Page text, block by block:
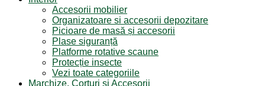
Accesorii mobilier
Organizatoare si accesorii depozitare
Picioare de masă și accesorii
Plase siguranță
Platforme rotative scaune
Protecție insecte
Vezi toate categoriile
Marchize, Corturi si Accesorii